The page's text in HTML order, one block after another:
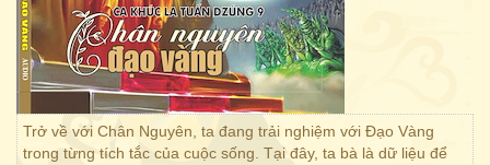
Trở về với Chân Nguyên, ta đang trải nghiệm với Đạo Vàng
trong từng tích tắc của cuộc sống. Tại đây, ta bà là dữ liệu để